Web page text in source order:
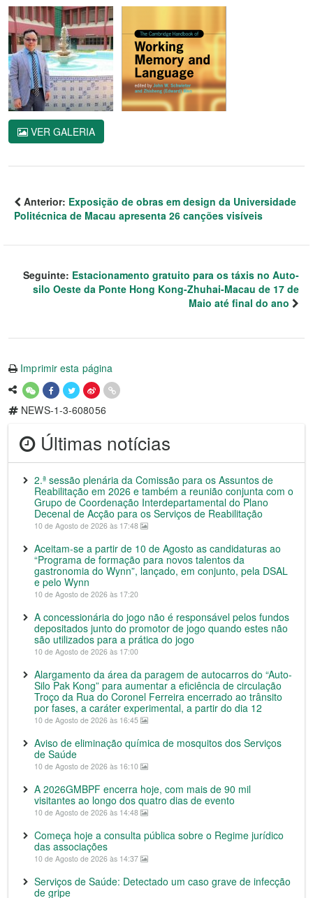
VER GALERIA
Anterior: Exposição de obras em design da Universidade
Politécnica de Macau apresenta 26 canções visíveis
Seguinte: Estacionamento gratuito para os táxis no Auto-
silo Oeste da Ponte Hong Kong-Zhuhai-Macau de 17 de
Maio até final do ano
Imprimir esta página
NEWS-1-3-608056
Últimas notícias
2.ª sessão plenária da Comissão para os Assuntos de
Reabilitação em 2026 e também a reunião conjunta com o
Grupo de Coordenação Interdepartamental do Plano
Decenal de Acção para os Serviços de Reabilitação
10 de Agosto de 2026 às 17:48
Aceitam-se a partir de 10 de Agosto as candidaturas ao
“Programa de formação para novos talentos da
gastronomia do Wynn”, lançado, em conjunto, pela DSAL
e pelo Wynn
10 de Agosto de 2026 às 17:20
A concessionária do jogo não é responsável pelos fundos
depositados junto do promotor de jogo quando estes não
são utilizados para a prática do jogo
10 de Agosto de 2026 às 17:00
Alargamento da área da paragem de autocarros do “Auto-
Silo Pak Kong” para aumentar a eficiência de circulação
Troço da Rua do Coronel Ferreira encerrado ao trânsito
por fases, a caráter experimental, a partir do dia 12
10 de Agosto de 2026 às 16:45
Aviso de eliminação química de mosquitos dos Serviços
de Saúde
10 de Agosto de 2026 às 16:10
A 2026GMBPF encerra hoje, com mais de 90 mil
visitantes ao longo dos quatro dias de evento
10 de Agosto de 2026 às 14:48
Começa hoje a consulta pública sobre o Regime jurídico
das associações
10 de Agosto de 2026 às 14:37
Serviços de Saúde: Detectado um caso grave de infecção
de gripe